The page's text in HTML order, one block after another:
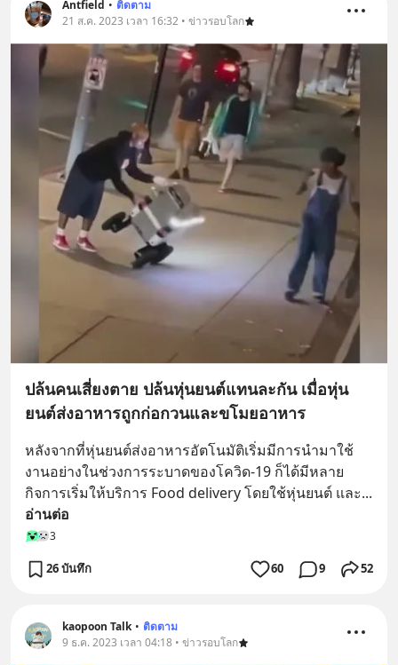
Antfield • ติดตาม
21 ส.ค. 2023 เวลา 16:32 • ข่าวรอบโลก
ปล้นคนเสี่ยงตาย ปล้นหุ่นยนต์แทนละกัน เมื่อหุ่น
ยนต์ส่งอาหารถูกก่อกวนและขโมยอาหาร
หลังจากที่หุ่นยนต์ส่งอาหารอัตโนมัติเริ่มมีการนำมาใช้
งานอย่างในช่วงการระบาดของโควิด-19 ก็ได้มีหลาย
กิจการเริ่มให้บริการ Food delivery โดยใช้หุ่นยนต์ และ
อ่านต่อ
3
26 บันทึก 60 9 52
kaopoon Talk • ติดตาม
9 ธ.ค. 2023 เวลา 04:18 • ข่าวรอบโลก